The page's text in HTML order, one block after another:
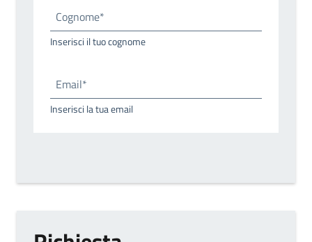
Cognome*
Inserisci il tuo cognome
Email*
Inserisci la tua email